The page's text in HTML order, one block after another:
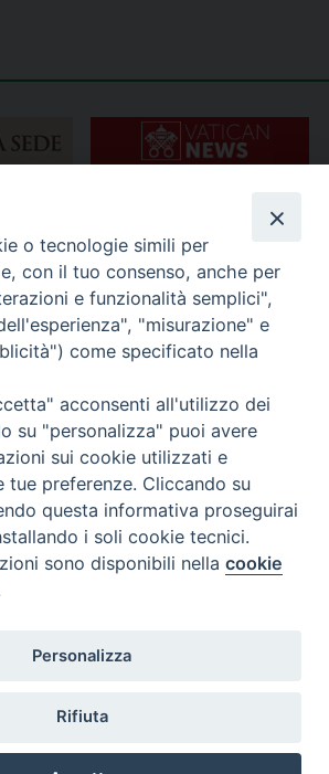
Economato)
o tecnologie simili per
con il tuo consenso, anche per
e funzionalità semplici",
"misurazione" e
come specificato nella
acconsenti all'utilizzo dei
su "personalizza" puoi avere
sui cookie utilizzati e
tue preferenze. Cliccando su
questa informativa proseguirai
i soli cookie tecnici.
sono disponibili nellacookie
Personalizza
Rifiuta